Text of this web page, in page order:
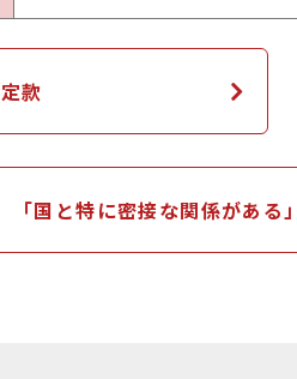
定款
「国と特に密接な関係があ